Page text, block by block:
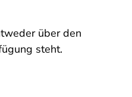
über den
steht.